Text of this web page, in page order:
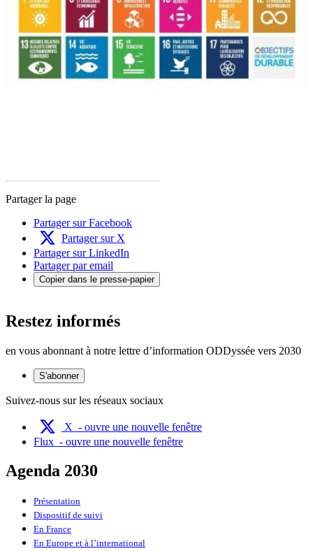
Partager la page
Partager sur Facebook
Partager sur X
Partager sur LinkedIn
Partager par email
Copier dans le presse-papier
Restez informés
en vous abonnant à notre lettre d’information ODDyssée vers 2030
S'abonner
Suivez-nous sur les réseaux sociaux
X - ouvre une nouvelle fenêtre
Flux - ouvre une nouvelle fenêtre
Agenda 2030
Présentation
Dispositif de suivi
En France
En Europe et à l’international